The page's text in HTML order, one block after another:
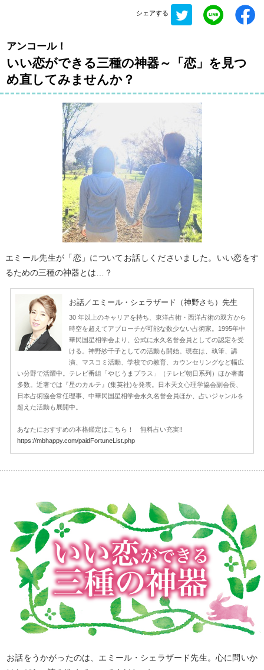
シェアする
アンコール！
いい恋ができる三種の神器～「恋」を見つ
め直してみませんか？
エミール先生が「恋」についてお話しくださいました。いい恋をす
るための三種の神器とは…？
お話／エミール・シェラザード（神野さち）先生
30 年以上のキャリアを持ち、東洋占術・西洋占術の双方から
時空を超えてアプローチが可能な数少ない占術家。1995年中
華民国星相学会より、公式に永久名誉会員としての認定を受
ける。神野紗千子としての活動も開始。現在は、執筆、講
演、マスコミ活動、学校での教育、カウンセリングなど幅広
い分野で活躍中。テレビ番組「やじうまプラス」（テレビ朝日系列）ほか著書
多数。近著では『星のカルテ』(集英社)を発表。日本天文心理学協会副会長、
日本占術協会常任理事、中華民国星相学会永久名誉会員ほか、占いジャンルを
超えた活動も展開中。
あなたにおすすめの本格鑑定はこちら！ 無料占い充実!!
https://mbhappy.com/paidFortuneList.php
お話をうかがったのは、エミール・シェラザード先生。心に問いか